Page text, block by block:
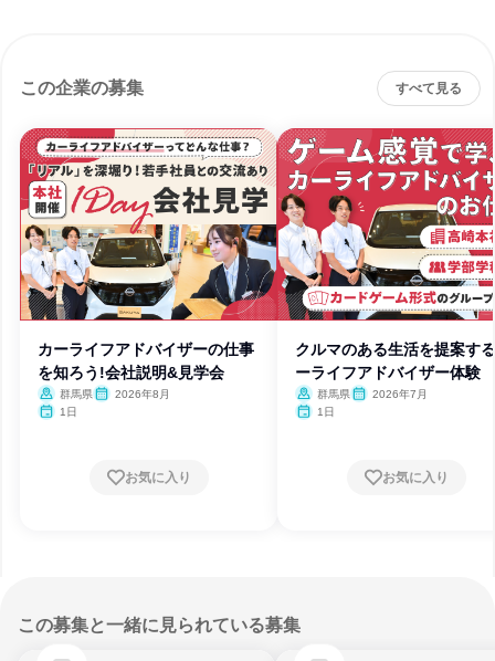
この企業の募集 すべて見る
カーライフアドバイザーの仕事
を知ろう!会社説明&見学会
群馬県
2026年8月
1日
お気に入り
クルマのある生活を提案す
ーライフアドバイザー体験
群馬県
2026年7月
1日
お気に入り
この募集と一緒に見られている募集